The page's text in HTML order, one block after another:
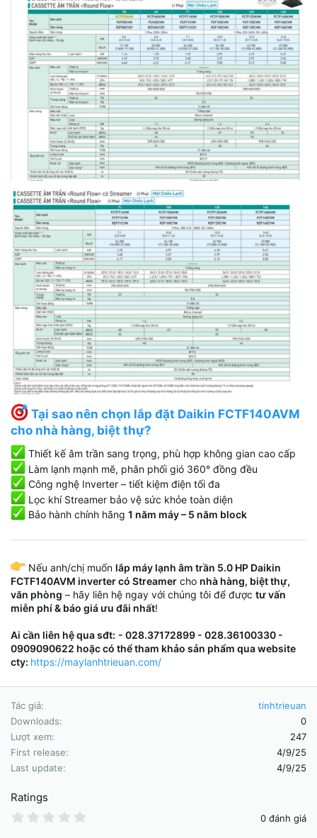
Tại sao nên chọn lắp đặt Daikin FCTF140AVM
cho nhà hàng, biệt thự?
Thiết kế âm trần sang trọng, phù hợp không gian cao cấp
Làm lạnh mạnh mẽ, phân phối gió 360° đồng đều
Công nghệ Inverter – tiết kiệm điện tối đa
Lọc khí Streamer bảo vệ sức khỏe toàn diện
Bảo hành chính hãng 1 năm máy – 5 năm block
Nếu anh/chị muốn lắp máy lạnh âm trần 5.0 HP Daikin
FCTF140AVM inverter có Streamer cho nhà hàng, biệt thự,
văn phòng – hãy liên hệ ngay với chúng tôi để được tư vấn
miễn phí & báo giá ưu đãi nhất!
Ai cần liên hệ qua sđt: - 028.37172899 - 028.36100330 -
0909090622 hoặc có thể tham khảo sản phẩm qua website
cty: https://maylanhtrieuan.com/
Tác giả
tinhtrieuan
Downloads
0
Lượt xem
247
First release
4/9/25
Last update
4/9/25
Ratings
0 đánh giá